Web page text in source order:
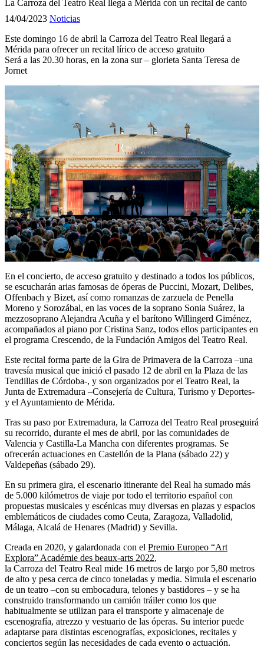
La Carroza del Teatro Real llega a Mérida con un recital de canto
14/04/2023 Noticias
Este domingo 16 de abril la Carroza del Teatro Real llegará a
Mérida para ofrecer un recital lírico de acceso gratuito
Será a las 20.30 horas, en la zona sur – glorieta Santa Teresa de
Jornet
En el concierto, de acceso gratuito y destinado a todos los públicos,
se escucharán arias famosas de óperas de Puccini, Mozart, Delibes,
Offenbach y Bizet, así como romanzas de zarzuela de Penella
Moreno y Sorozábal, en las voces de la soprano Sonia Suárez, la
mezzosoprano Alejandra Acuña y el barítono Willingerd Giménez,
acompañados al piano por Cristina Sanz, todos ellos participantes en
el programa Crescendo, de la Fundación Amigos del Teatro Real.
Este recital forma parte de la Gira de Primavera de la Carroza –una
travesía musical que inició el pasado 12 de abril en la Plaza de las
Tendillas de Córdoba-, y son organizados por el Teatro Real, la
Junta de Extremadura –Consejería de Cultura, Turismo y Deportes-
y el Ayuntamiento de Mérida.
Tras su paso por Extremadura, la Carroza del Teatro Real proseguirá
su recorrido, durante el mes de abril, por las comunidades de
Valencia y Castilla-La Mancha con diferentes programas. Se
ofrecerán actuaciones en Castellón de la Plana (sábado 22) y
Valdepeñas (sábado 29).
En su primera gira, el escenario itinerante del Real ha sumado más
de 5.000 kilómetros de viaje por todo el territorio español con
propuestas musicales y escénicas muy diversas en plazas y espacios
emblemáticos de ciudades como Ceuta, Zaragoza, Valladolid,
Málaga, Alcalá de Henares (Madrid) y Sevilla.
Creada en 2020, y galardonada con el Premio Europeo “Art
Explora” Académie des beaux-arts 2022,
la Carroza del Teatro Real mide 16 metros de largo por 5,80 metros
de alto y pesa cerca de cinco toneladas y media. Simula el escenario
de un teatro –con su embocadura, telones y bastidores – y se ha
construido transformando un camión tráiler como los que
habitualmente se utilizan para el transporte y almacenaje de
escenografía, atrezzo y vestuario de las óperas. Su interior puede
adaptarse para distintas escenografías, exposiciones, recitales y
conciertos según las necesidades de cada evento o actuación.